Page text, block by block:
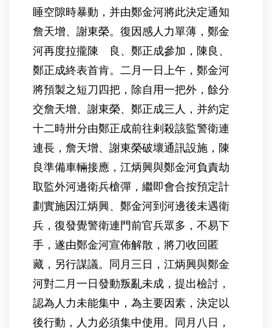
睡空隙時暴動，并由鄭金河將此決定通知
詹天增、謝東榮。復因感人力單薄，鄭金
河再度拉攏陳 良、鄭正成參加，陳良、
鄭正成終表首肯。二月一日上午，鄭金河
將預製之短刀四把，除自用一把外，餘分
交詹天增、謝東榮、鄭正成三人，并約定
十二時卅分由鄭正成前往剌殺該監警衛連
連長，詹天增、謝東榮破壞通訊設施，陳
良準備車輛接應，江炳興與鄭金河負責劫
取監外河邊衛兵槍彈，繼即會合按預定計
劃實施因江炳興、鄭金河到河邊後未遇衛
兵，復發覺警衛連門前官兵眾多，不易下
手，遂由鄭金河宣佈解散，將刀收回匿
藏，另行謀議。同月三日，江炳興與鄭金
河對二月一日發動叛亂未成，提出檢討，
認為人力未能集中，為主要因素，決定以
後行動，人力必須集中使用。同月八日，